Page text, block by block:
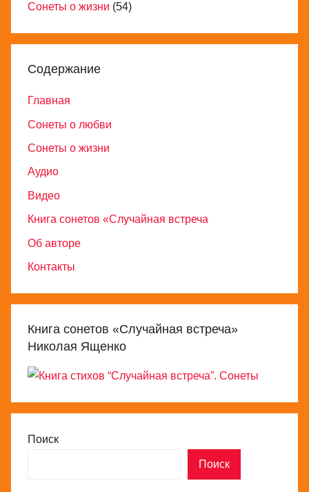
Сонеты о жизни (54)
Содержание
Главная
Сонеты о любви
Сонеты о жизни
Аудио
Видео
Книга сонетов «Случайная встреча
Об авторе
Контакты
Книга сонетов «Случайная встреча»
Николая Ященко
Поиск
Поиск